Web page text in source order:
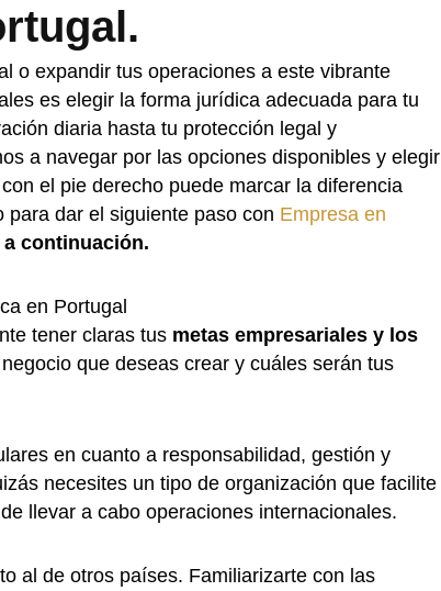
o expandir tus operaciones a este vibrante
es elegir la forma jurídica adecuada para tu
diaria hasta tu protección legal y
a navegar por las opciones disponibles y elegir
el pie derecho puede marcar la diferencia
dar el siguiente paso con Empresa en
continuación.
en Portugal
tener claras tus metas empresariales y los
que deseas crear y cuáles serán tus
en cuanto a responsabilidad, gestión y
necesites un tipo de organización que facilite
llevar a cabo operaciones internacionales.
al de otros países. Familiarizarte con las